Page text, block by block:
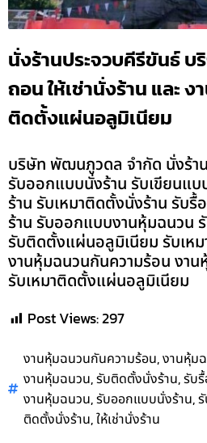
นั่งร้านประจวบคีรีขันธ์ บ
ถอน ให้เช่านั่งร้าน และ
ติดตั้งแผ่นอลูมิเนียม
บริษัท พัฒนภูวดล จำกัด นั่งร้า
รับออกแบบนั่งร้าน รับเขียนแ
ร้าน รับเหมาติดตั้งนั่งร้าน รับรื้
ร้าน รับออกแบบงานหุ้มฉนวน
รับติดตั้งแผ่นอลูมิเนียม รับเห
งานหุ้มฉนวนกันความร้อน งาน
รับเหมาติดตั้งแผ่นอลูมิเนียม
Post Views:297
งานหุ้มฉนวนกันความร้อน,งานหุ้ม
งานหุ้มฉนวน,รับติดตั้งนั่งร้าน,รับ
งานหุ้มฉนวน,รับออกแบบนั่งร้าน,
ติดตั้งนั่งร้าน,ให้เช่านั่งร้าน